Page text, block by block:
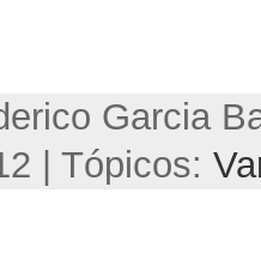
Garcia
| Tópicos: